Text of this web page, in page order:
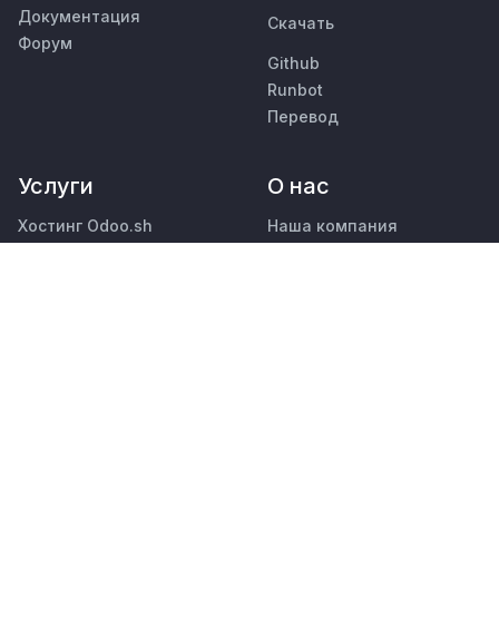
Документация
Форум
Скачать
Github
Runbot
Перевод
Услуги
Хостинг Odoo.sh
О нас
Наша компания